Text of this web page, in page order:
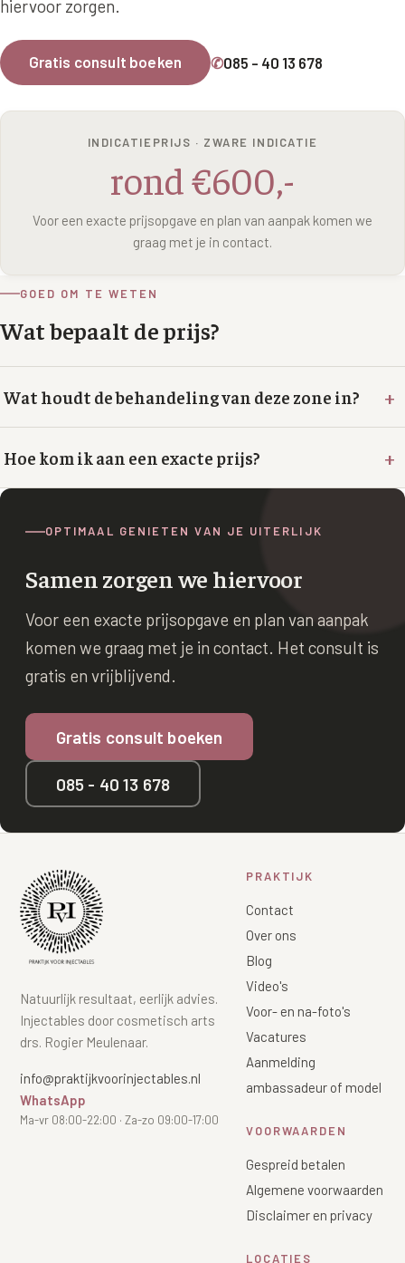
Jukbeenderen
Wangen
Hyperpigmentatie
Kaalheid en haarverlies
Saypha Volume Plus
Sculptra (collageen aanmaak)
Silhouette Soft
Teosyal Redensity
HUID & AANVULLEND
Peeling
Plexr Soft Surgery
PRP-behandeling
RRS HA Eyes
XL Hair
Alle behandelingen →
Volume Verlies Profiel
Atletisch verouderings profiel
Digitale Nek Profiel
hiervoor zorgen.
Gratis consult boeken ✆085 - 40 13 678
INDICATIEPRIJS · ZWARE INDICATIE
rond €600,-
Voor een exacte prijsopgave en plan van aanpak komen we
graag met je in contact.
GOED OM TE WETEN
Wat bepaalt de prijs?
Wat houdt de behandeling van deze zone in? +
Hoe kom ik aan een exacte prijs? +
OPTIMAAL GENIETEN VAN JE UITERLIJK
Samen zorgen we hiervoor
Voor een exacte prijsopgave en plan van aanpak
komen we graag met je in contact. Het consult is
gratis en vrijblijvend.
Gratis consult boeken
085 - 40 13 678
Natuurlijk resultaat, eerlijk advies.
Injectables door cosmetisch arts
drs. Rogier Meulenaar.
info@praktijkvoorinjectables.nl
WhatsApp
Ma-vr 08:00-22:00 · Za-zo 09:00-17:00
PRAKTIJK
Contact
Over ons
Blog
Video's
Voor- en na-foto's
Vacatures
Aanmelding
ambassadeur of model
VOORWAARDEN
Gespreid betalen
Algemene voorwaarden
Disclaimer en privacy
LOCATIES